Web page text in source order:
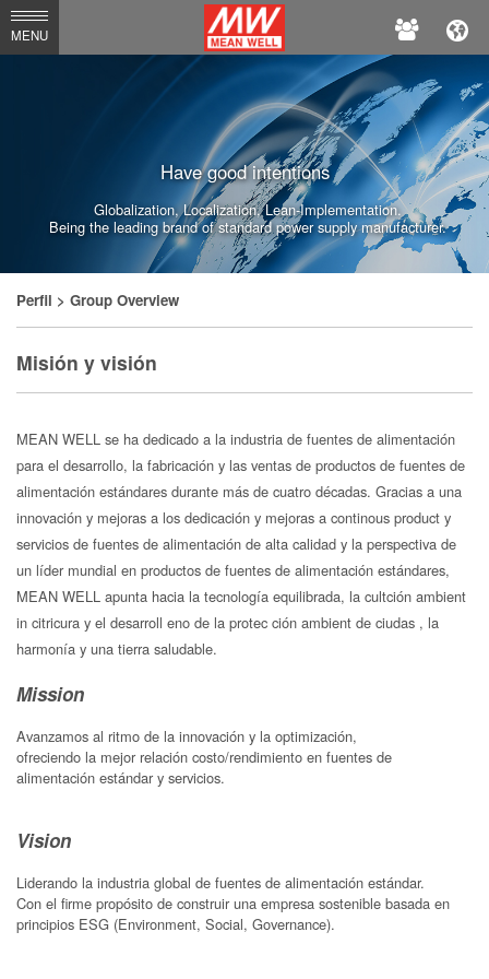
MEAN
WELL
MENU
Have good intentions
Globalization, Localization, Lean-Implementation.
Being the leading brand of standard power supply manufacturer.
Perfil > Group Overview
Misión y visión
MEAN WELL se ha dedicado a la industria de fuentes de alimentación
para el desarrollo, la fabricación y las ventas de productos de fuentes de
alimentación estándares durante más de cuatro décadas. Gracias a una
innovación y mejoras a los dedicación y mejoras a continous product y
servicios de fuentes de alimentación de alta calidad y la perspectiva de
un líder mundial en productos de fuentes de alimentación estándares,
MEAN WELL apunta hacia la tecnología equilibrada, la cultción ambient
in citricura y el desarroll eno de la protec ción ambient de ciudas , la
harmonía y una tierra saludable.
Mission
Avanzamos al ritmo de la innovación y la optimización,
ofreciendo la mejor relación costo/rendimiento en fuentes de
alimentación estándar y servicios.
Vision
Liderando la industria global de fuentes de alimentación estándar.
Con el firme propósito de construir una empresa sostenible basada en
principios ESG (Environment, Social, Governance).